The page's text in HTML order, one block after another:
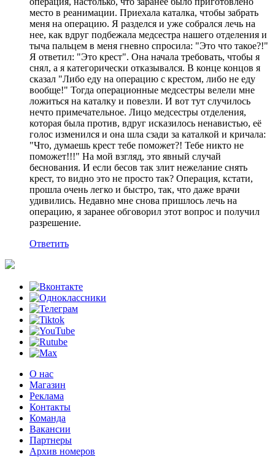
место в реанимации. Приехала каталка, чтобы забрать
меня на операцию. Я разделся и уже собрался лечь на
нее, как вдруг подбежала медсестра нашего отделения и
тыча пальцем в меня гневно спросила: "Это что такое?!"
Я ответил: "Это крест". Она начала требовать, чтобы я
снял, а я категорически отказывался. В конце концов я
сказал "Либо еду на операцию с крестом, либо не еду
вообще!" Тогда операционные медсестры велели мне
ложиться на каталку и повезли. И вот тут случилось
нечто примечательное. Лицо медсестры отделения,
которая была против, вдруг исказилось ненавистью, её
голос изменился и она шла сзади за каталкой и кричала:
"Что, думаешь крест тебе поможет?! Тебе никто не
поможет!!!" На мой взгляд, это явный случай
беснования. И если бесов так злит нежелание снять
крест, то видно это не просто так? Операция, кстати,
прошла очень легко и быстро, так, что даже врачи
удивились. Недавно мне снова пришлось лечь на
операцию, я заранее обговорил этот вопрос и получил
разрешение.
Ответить
О нас
Магазин
Реклама
Контакты
Команда
Вакансии
Партнеры
Архив номеров